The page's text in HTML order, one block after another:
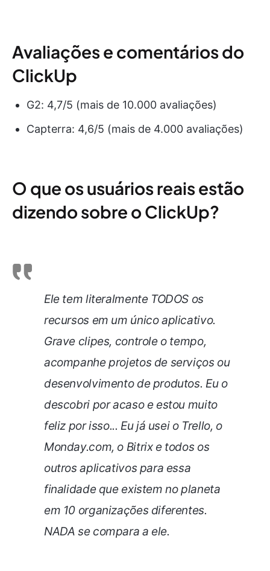
Avaliações e comentários do
ClickUp
G2: 4,7/5 (mais de 10.000 avaliações)
Capterra: 4,6/5 (mais de 4.000 avaliações)
O que os usuários reais estão
dizendo sobre o ClickUp?
Ele tem literalmente TODOS os
recursos em um único aplicativo.
Grave clipes, controle o tempo,
acompanhe projetos de serviços ou
desenvolvimento de produtos. Eu o
descobri por acaso e estou muito
feliz por isso... Eu já usei o Trello, o
Monday.com, o Bitrix e todos os
outros aplicativos para essa
finalidade que existem no planeta
em 10 organizações diferentes.
NADA se compara a ele.